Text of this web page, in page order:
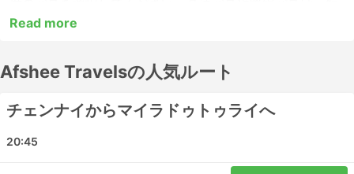
距離の移動には適していますが、長距離の移動には適さな
意しているバスもあるので、出発前に時刻表を調べておき
予約しましょう。他の旅行者のレビューを参考に、最適な
Read more
Afshee Travelsの人気ルート
チェンナイからマイラドゥトゥライへ
20:45